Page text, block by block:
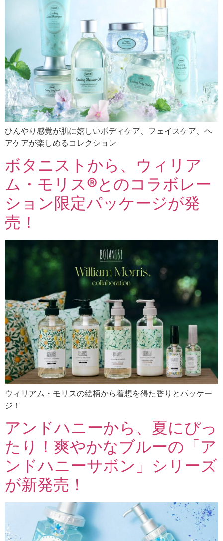
ひんやり感覚が肌に嬉しいボディケア、フェイスケア、ヘ
アケアが楽しめるコレクション
ボタニストから、ウィリア
ム・モリス®とのコラボレー
ション限定パッケージが発
売！
ウィリアム・モリスの絵柄から着想を得た香りとパッケー
ジ！
アンドハニーから、夏にぴっ
たり！爽やかなブルーの「ア
ンドハニーサボン」シリーズ
が新発売！